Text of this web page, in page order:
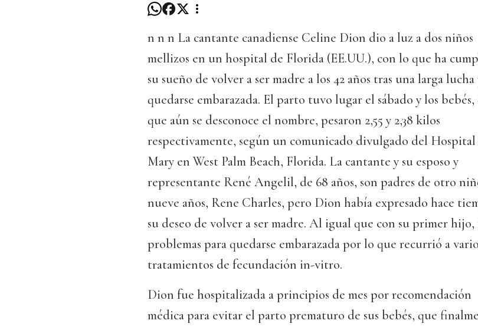
n n n La cantante canadiense Celine Dion dio a luz a dos niños
mellizos en un hospital de Florida (EE.UU.), con lo que ha
su sueño de volver a ser madre a los 42 años tras una larga lucha
quedarse embarazada. El parto tuvo lugar el sábado y los bebés,
que aún se desconoce el nombre, pesaron 2,55 y 2,38 kilos
respectivamente, según un comunicado divulgado del Hospital
Mary en West Palm Beach, Florida. La cantante y su esposo y
representante René Angelil, de 68 años, son padres de otro
nueve años, Rene Charles, pero Dion había expresado hace
su deseo de volver a ser madre. Al igual que con su primer
problemas para quedarse embarazada por lo que recurrió a
tratamientos de fecundación in-vitro.
Dion fue hospitalizada a principios de mes por recomendación
médica para evitar el parto prematuro de sus bebés, que